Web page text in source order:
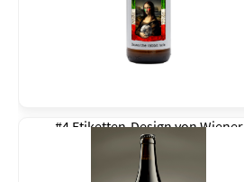
#4 Etiketten-Design vonWiener